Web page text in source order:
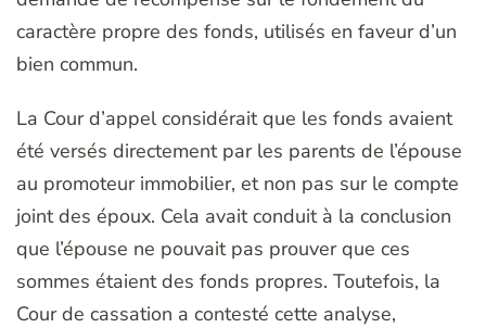
caractère propre des fonds, utilisés en faveur d’un
bien commun.
La Cour d’appel considérait que les fonds avaient
été versés directement par les parents de l’épouse
au promoteur immobilier, et non pas sur le compte
joint des époux. Cela avait conduit à la conclusion
que l’épouse ne pouvait pas prouver que ces
sommes étaient des fonds propres. Toutefois, la
Cour de cassation a contesté cette analyse,